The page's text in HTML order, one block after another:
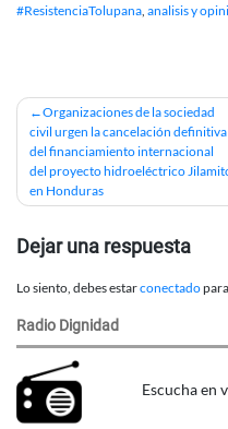
#ResistenciaTolupana analisis y
Navegación
de
entradas
Organizaciones de la sociedad
civil urgen la cancelación definitiva
del financiamiento internacional
del proyecto hidroeléctrico
en Honduras
Dejar una respuesta
Lo siento, debes estarconectado
Radio Dignidad
Escucha en